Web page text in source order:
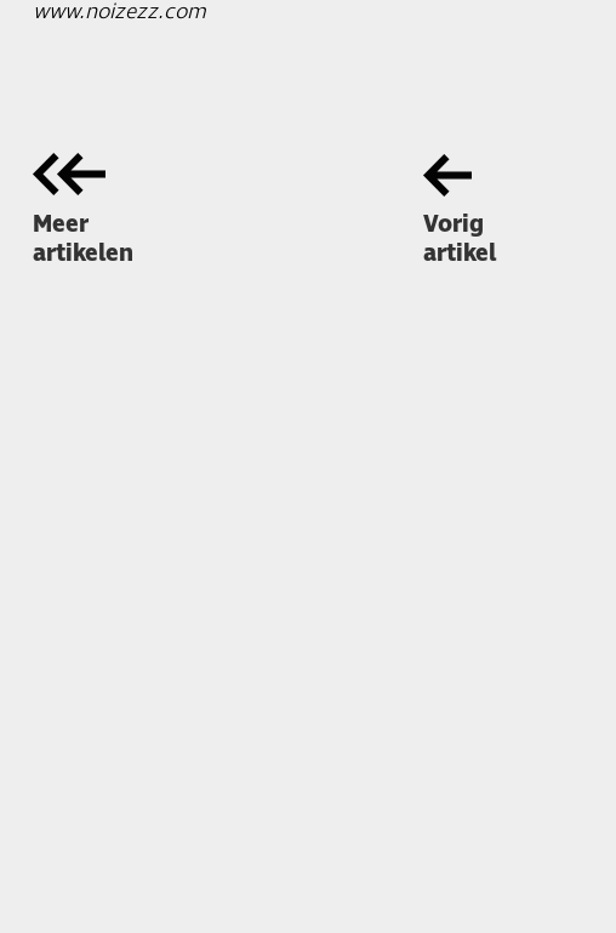
www.noizezz.com
Meer
artikelen
Vorig
artikel